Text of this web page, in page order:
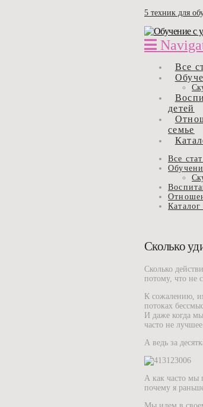
5 техник для
Все
детей
семье
Все
Каталог
Сколько
Сколько
потому, что не
К сожалению,
потоках
И даже когда
часто не
А ведь за
А как часто мы
почему я